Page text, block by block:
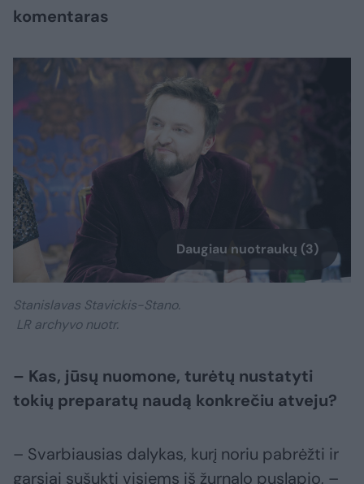
komentaras
Daugiau nuotraukų (3)
Stanislavas Stavickis-Stano.
LR archyvo nuotr.
– Kas, jūsų nuomone, turėtų nustatyti
tokių preparatų naudą konkrečiu atveju?
– Svarbiausias dalykas, kurį noriu pabrėžti ir
garsiai sušukti visiems iš žurnalo puslapio, –